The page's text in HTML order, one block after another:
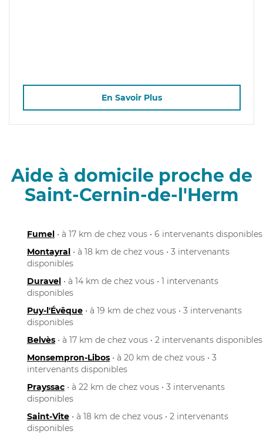
En Savoir Plus
Aide à domicile proche de
Saint-Cernin-de-l'Herm
Fumel • à 17 km de chez vous • 6 intervenants disponibles
Montayral • à 18 km de chez vous • 3 intervenants
disponibles
Duravel • à 14 km de chez vous • 1 intervenants
disponibles
Puy-l'Évêque • à 19 km de chez vous • 3 intervenants
disponibles
Belvès • à 17 km de chez vous • 2 intervenants disponibles
Monsempron-Libos • à 20 km de chez vous • 3
intervenants disponibles
Prayssac • à 22 km de chez vous • 3 intervenants
disponibles
Saint-Vite • à 18 km de chez vous • 2 intervenants
disponibles